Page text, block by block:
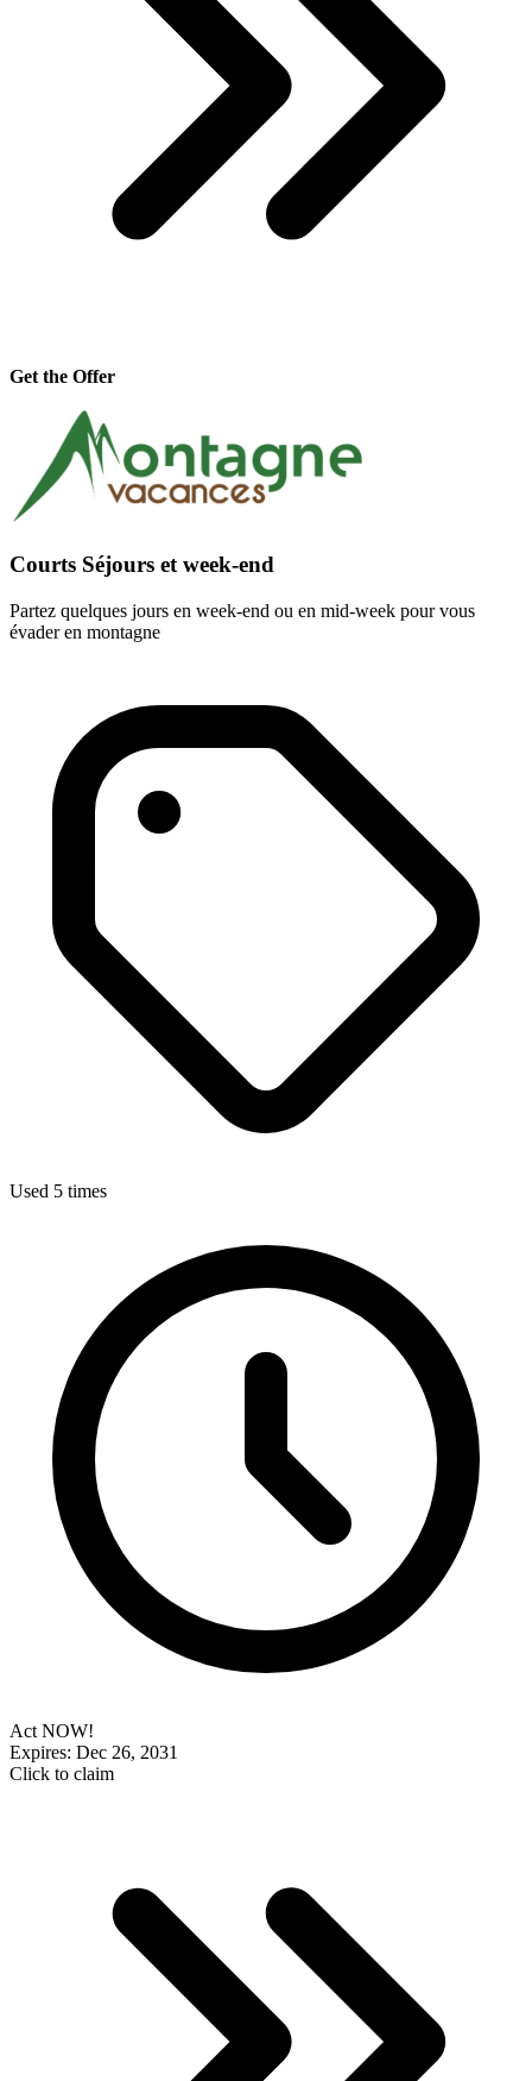
Get the Offer
Courts Séjours et week-end
Partez quelques jours en week-end ou en mid-week pour vous
évader en montagne
Used 5 times
Act NOW!
Expires: Dec 26, 2031
Click to claim